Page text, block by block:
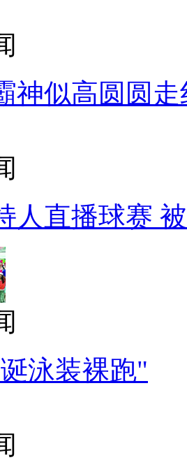
神似高圆圆走
人直播球赛
泳装裸跑"